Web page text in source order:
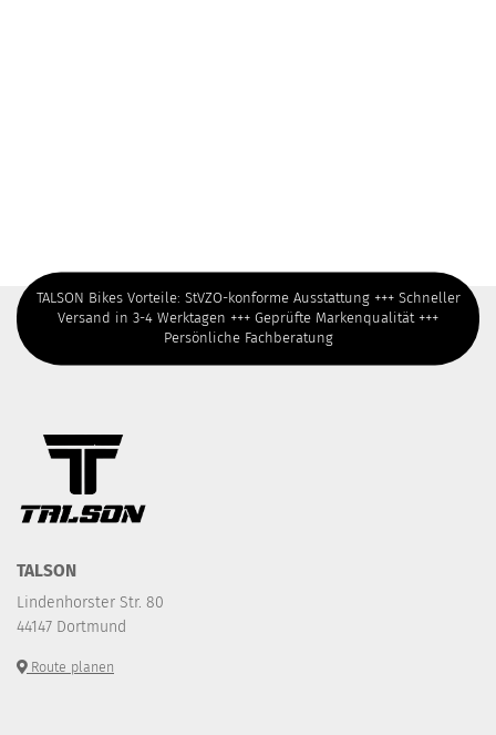
TALSON Bikes Vorteile: StVZO-konforme Ausstattung +++ Schneller
Versand in 3-4 Werktagen +++ Geprüfte Markenqualität +++
Persönliche Fachberatung
TALSON
Lindenhorster Str. 80
44147 Dortmund
Route planen